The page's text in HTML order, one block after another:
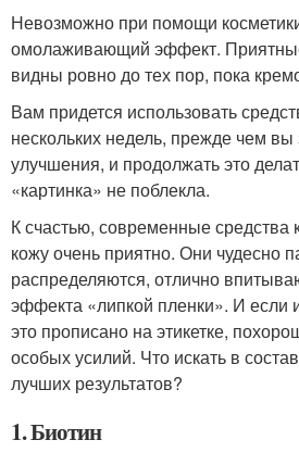
Невозможно при помощи
омолаживающий эффект.
видны ровно до тех пор, пока
Вам придется использовать
нескольких недель, прежде чем вы
улучшения, и продолжать это
«картинка» не поблекла.
К счастью, современные средства
кожу очень приятно. Они чудесно
распределяются, отлично
эффекта «липкой пленки». И если
это прописано на этикетке,
особых усилий. Что искать в
лучших результатов?
1. Биотин